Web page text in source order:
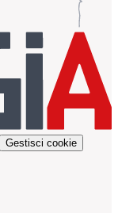
Gestisci cookie